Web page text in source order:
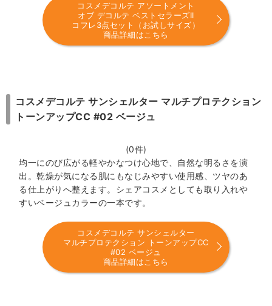
コスメデコルテ アソートメント
オブ デコルテ ベストセラーズII
コフレ3点セット（お試しサイズ）
商品詳細はこちら
コスメデコルテ サンシェルター マルチプロテクション
トーンアップCC #02 ベージュ
(0件)
均一にのび広がる軽やかなつけ心地で、自然な明るさを演
出。乾燥が気になる肌にもなじみやすい使用感、ツヤのあ
る仕上がりへ整えます。シェアコスメとしても取り入れや
すいベージュカラーの一本です。
コスメデコルテ サンシェルター
マルチプロテクション トーンアップCC
#02 ベージュ
商品詳細はこちら